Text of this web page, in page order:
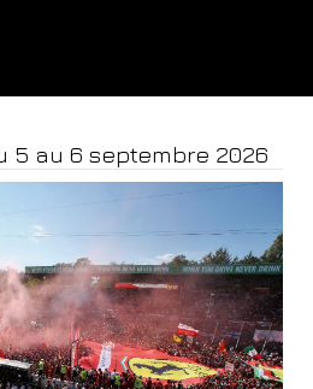
5 au 6 septembre 2026